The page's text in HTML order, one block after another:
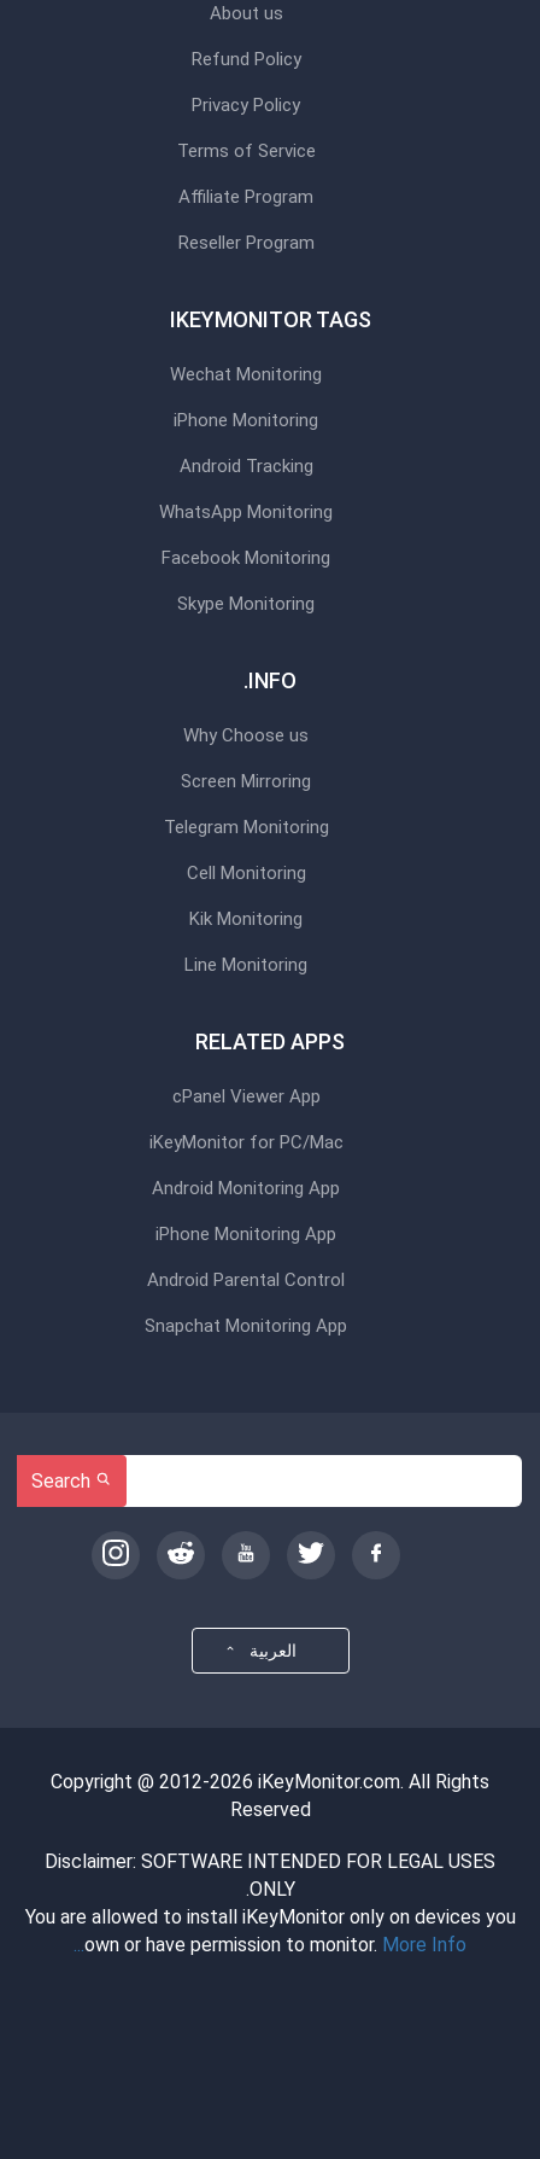
About us
Refund Policy
Privacy Policy
Terms of Service
Affiliate Program
Reseller Program
IKEYMONITOR TAGS
Wechat Monitoring
iPhone Monitoring
Android Tracking
WhatsApp Monitoring
Facebook Monitoring
Skype Monitoring
INFO.
Why Choose us
Screen Mirroring
Telegram Monitoring
Cell Monitoring
Kik Monitoring
Line Monitoring
RELATED APPS
cPanel Viewer App
iKeyMonitor for PC/Mac
Android Monitoring App
iPhone Monitoring App
Android Parental Control
Snapchat Monitoring App
العربية
Copyright @ 2012-2026 iKeyMonitor.com. All Rights
Reserved
Disclaimer: SOFTWARE INTENDED FOR LEGAL USES
ONLY.
You are allowed to install iKeyMonitor only on devices you
own or have permission to monitor. More Info...